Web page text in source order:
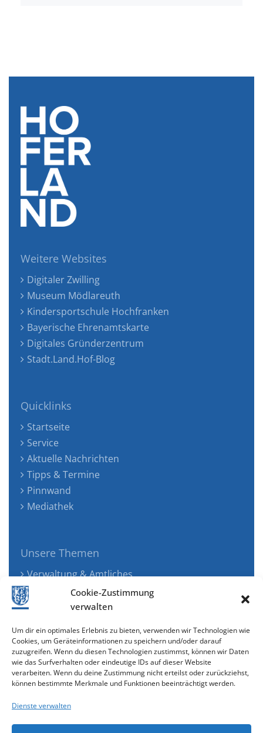
Cookie-Zustimmung
verwalten
Um dir ein optimales Erlebnis zu bieten, verwenden wir Technologien wie
Cookies, um Geräteinformationen zu speichern und/oder darauf
zuzugreifen. Wenn du diesen Technologien zustimmst, können wir Daten
wie das Surfverhalten oder eindeutige IDs auf dieser Website
verarbeiten. Wenn du deine Zustimmung nicht erteilst oder zurückziehst,
können bestimmte Merkmale und Funktionen beeinträchtigt werden.
Dienste verwalten
Weitere Websites
Digitaler Zwilling
Museum Mödlareuth
Kindersportschule Hochfranken
Bayerische Ehrenamtskarte
Digitales Gründerzentrum
Stadt.Land.Hof-Blog
Quicklinks
Startseite
Service
Aktuelle Nachrichten
Tipps & Termine
Pinnwand
Mediathek
Unsere Themen
Verwaltung & Amtliches
Jugend, Familie & Gesundheit
Tourismus, Freizeit & Ökologie
Wirtschaft & Verkehr
Senioren & Inklusion